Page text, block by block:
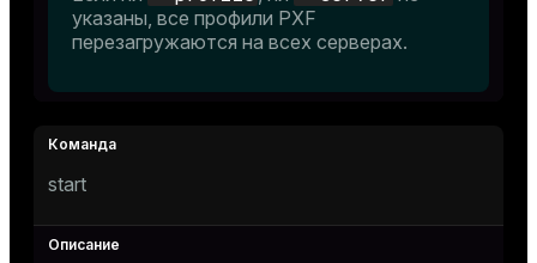
указаны, все профили PXF
перезагружаются на всех серверах.
start